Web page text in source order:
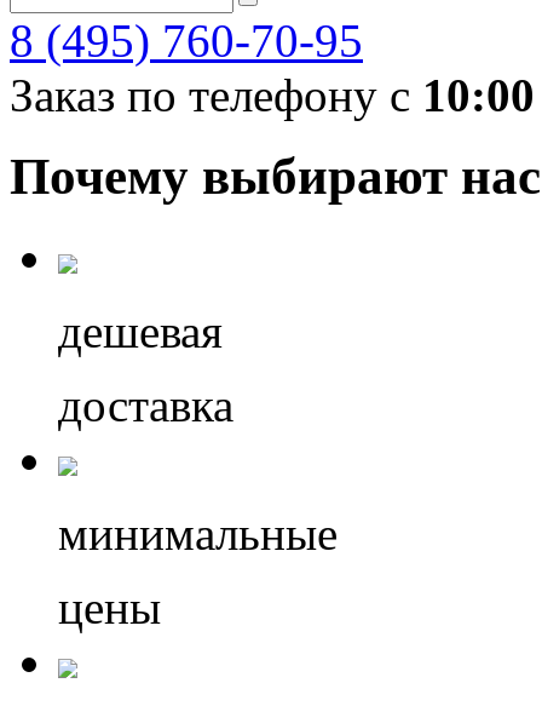
8 (495) 760-70-95
Заказ по телефону с 10:00
Почему выбирают нас
дешевая
доставка
минимальные
цены